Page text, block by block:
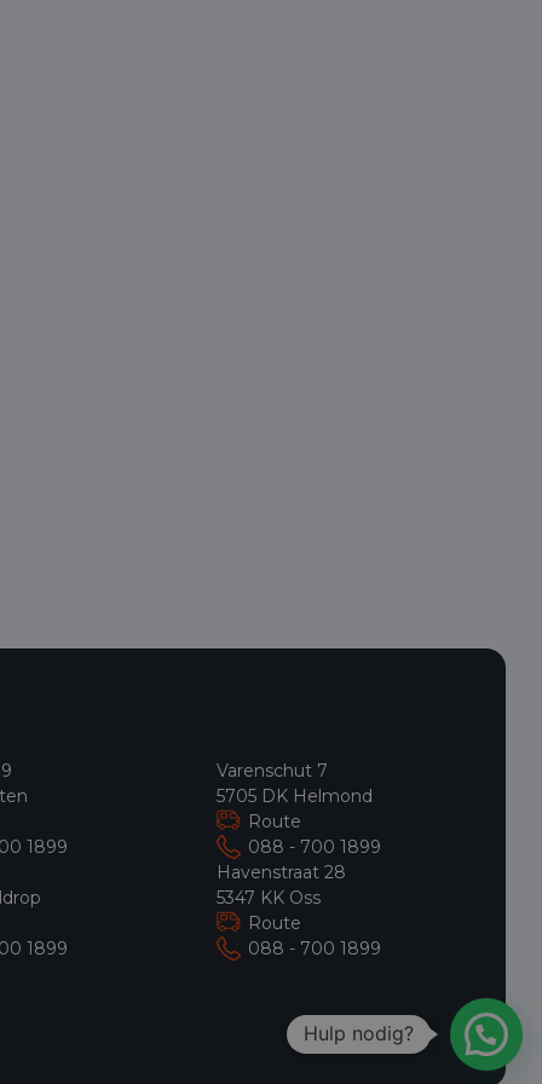
1899
1899
Varenschut 7
5705 DK Helmond
Route
088 - 700 1899
Havenstraat 28
5347 KK Oss
Route
088 - 700 1899
Hulp nodig?